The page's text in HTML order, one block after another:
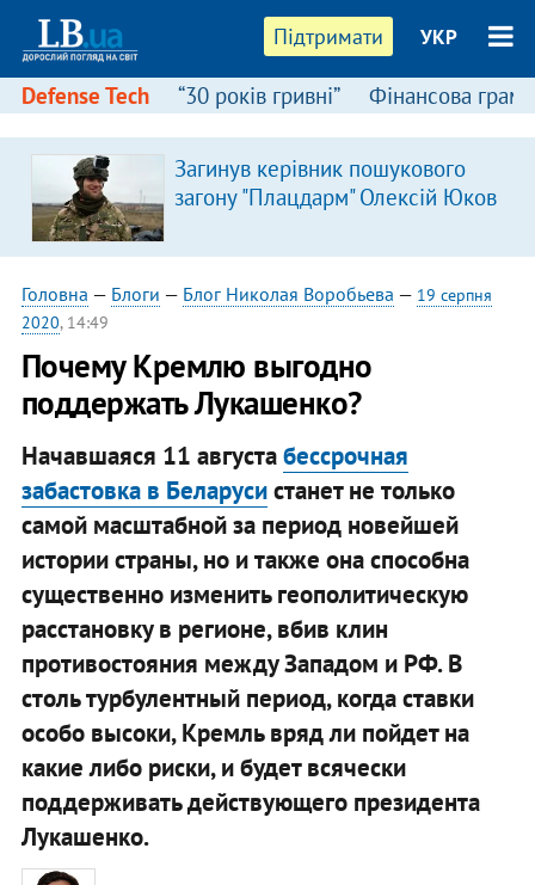
Підтримати УКР
Defense Tech “30 років гривні” Фінансова
Загинув керівник пошукового
загону "Плацдарм" Олексій Юков
Головна — Блоги — Блог Николая Воробьева — 19 серпня
2020, 14:49
Почему Кремлю выгодно
поддержать Лукашенко?
Начавшаяся 11 августабессрочная
забастовка в Беларусистанет не только
самой масштабной за период новейшей
истории страны, но и также она способна
существенно изменить геополитическую
расстановку в регионе, вбив клин
противостояния между Западом и РФ. В
столь турбулентный период, когда ставки
особо высоки, Кремль вряд ли пойдет на
какие либо риски, и будет всячески
поддерживать действующего президента
Лукашенко.